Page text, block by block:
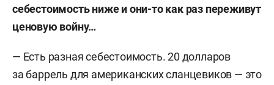
себестоимость ниже и они-то как раз переживут
ценовую войну…
— Есть разная себестоимость. 20 долларов
за баррель для американских сланцевиков — это